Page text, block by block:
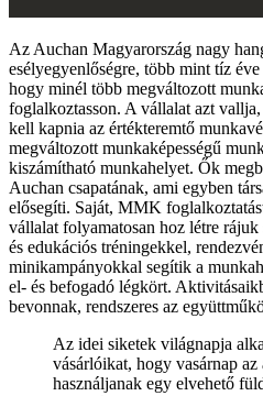
Az Auchan Magyarország nagy
esélyegyenlőségre, több mint tíz
hogy minél több megváltozott
foglalkoztasson. A vállalat azt
kell kapnia az értékteremtő
megváltozott munkaképességű
kiszámítható munkahelyet. Ők
Auchan csapatának, ami egyben
elősegíti. Saját, MMK
vállalat folyamatosan hoz létre
és edukációs tréningekkel,
minikampányokkal segítik a
el- és befogadó légkört.
bevonnak, rendszeres az
Az idei siketek világnapja
vásárlóikat, hogy vasárnap az
használjanak egy elvehető